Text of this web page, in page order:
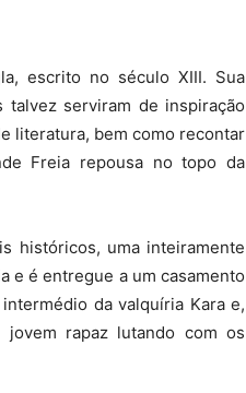
escrito no século XIII. Sua
talvez serviram de inspiração
literatura, bem como recontar
Freia repousa no topo da
históricos, uma inteiramente
e é entregue a um casamento
da valquíria Kara e,
rapaz lutando com os